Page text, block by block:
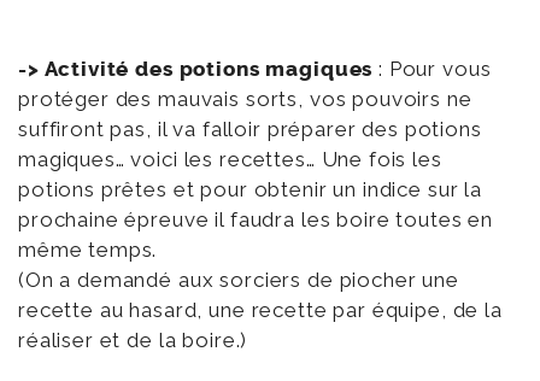
-> Activité des potions magiques : Pour vous
protéger des mauvais sorts, vos pouvoirs ne
suffiront pas, il va falloir préparer des potions
magiques… voici les recettes… Une fois les
potions prêtes et pour obtenir un indice sur la
prochaine épreuve il faudra les boire toutes en
même temps.
(On a demandé aux sorciers de piocher une
recette au hasard, une recette par équipe, de la
réaliser et de la boire.)